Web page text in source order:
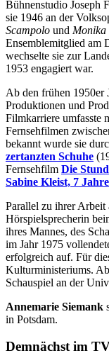
Bühnenstudio Joseph
sie 1946 an der
Scampolo und Monika
Ensemblemitglied am
wechselte sie zur
1953 engagiert war.
Ab den frühen 1950er
Produktionen und
Filmkarriere umfasste
Fernsehfilmen
bekannt wurde sie
zertanzten Schuhe
Fernsehfilm Die
Sabine Kleist, 7
Parallel zu ihrer Arbeit
Hörspielsprecherin
ihres Mannes, des
im Jahr 1975
erfolgreich auf. Für
Kulturministeriums.
Schauspiel an der
Annemarie Siemank
in Potsdam.
Demnächst im